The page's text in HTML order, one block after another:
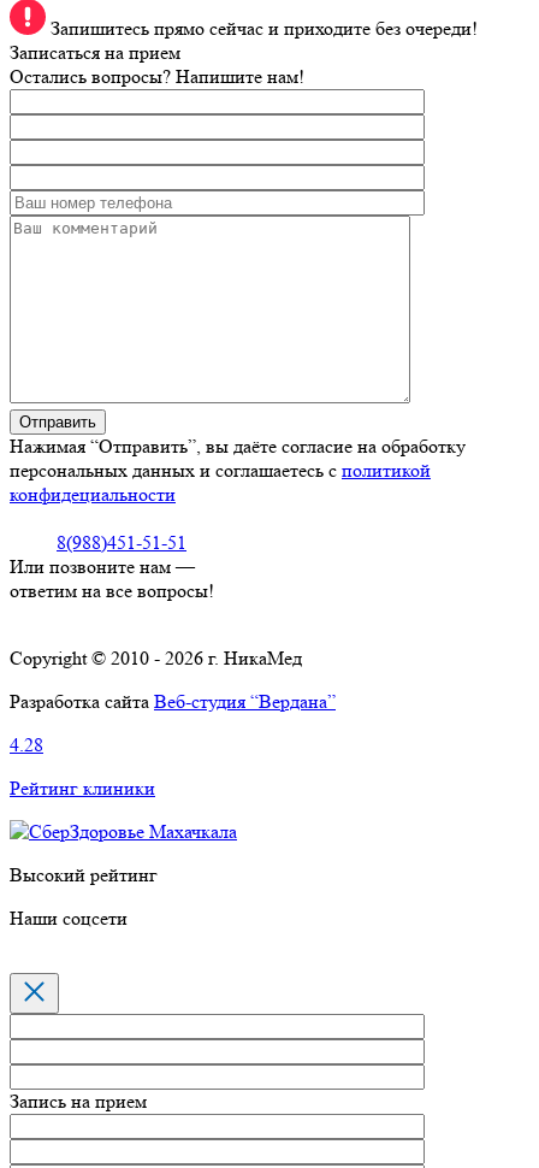
Запишитесь прямо сейчас и приходите без очереди!
Записаться на прием
Остались вопросы? Напишите нам!
Нажимая “Отправить”, вы даёте согласие на обработку
персональных данных и соглашаетесь с политикой
конфидециальности
8(988)451-51-51
Или позвоните нам —
ответим на все вопросы!
Copyright © 2010 - 2026 г. НикаМед
Разработка сайта Веб-студия “Вердана”
4.28
Рейтинг клиники
Высокий рейтинг
Наши соцсети
Запись на прием